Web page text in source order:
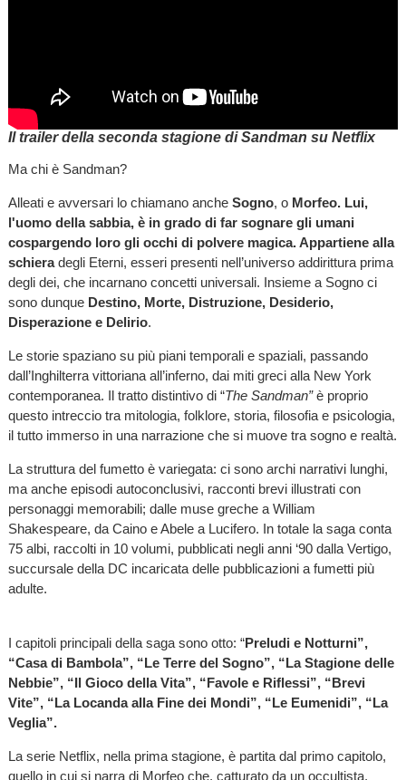
Il trailer della seconda stagione di Sandman su Netflix
Ma chi è Sandman?
Alleati e avversari lo chiamano anche Sogno, o Morfeo. Lui,
l'uomo della sabbia, è in grado di far sognare gli umani
cospargendo loro gli occhi di polvere magica. Appartiene alla
schieradegli Eterni, esseri presenti nell’universo addirittura prima
degli dei, che incarnano concetti universali. Insieme a Sogno ci
sono dunque Destino, Morte, Distruzione, Desiderio,
Disperazione e Delirio.
Le storie spaziano su più piani temporali e spaziali, passando
dall’Inghilterra vittoriana all’inferno, dai miti greci alla New York
contemporanea. Il tratto distintivo di “The Sandman”è proprio
questo intreccio tra mitologia, folklore, storia, filosofia e psicologia,
il tutto immerso in una narrazione che si muove tra sogno e realtà.
La struttura del fumetto è variegata: ci sono archi narrativi lunghi,
ma anche episodi autoconclusivi, racconti brevi illustrati con
personaggi memorabili; dalle muse greche a William
Shakespeare, da Caino e Abele a Lucifero. In totale la saga conta
75 albi, raccolti in 10 volumi, pubblicati negli anni ‘90 dalla Vertigo,
succursale della DC incaricata delle pubblicazioni a fumetti più
adulte.
I capitoli principali della saga sono otto: “Preludi e Notturni”,
“Casa di Bambola”, “Le Terre del Sogno”, “La Stagione delle
Nebbie”, “Il Gioco della Vita”, “Favole e Riflessi”, “Brevi
Vite”, “La Locanda alla Fine dei Mondi”, “Le Eumenidi”, “La
Veglia”.
La serie Netflix, nella prima stagione, è partita dal primo capitolo,
quello in cui si narra di Morfeo che, catturato da un occultista,